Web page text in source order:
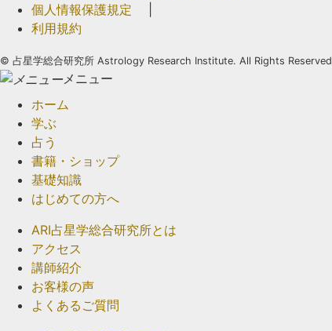
個人情報保護規定
利用規約
© 占星学総合研究所 Astrology Research Institute. All Rights Reserved
メニュー
ホーム
学ぶ
占う
書籍・ショップ
基礎知識
はじめての方へ
ARI占星学総合研究所とは
アクセス
講師紹介
お客様の声
よくあるご質問